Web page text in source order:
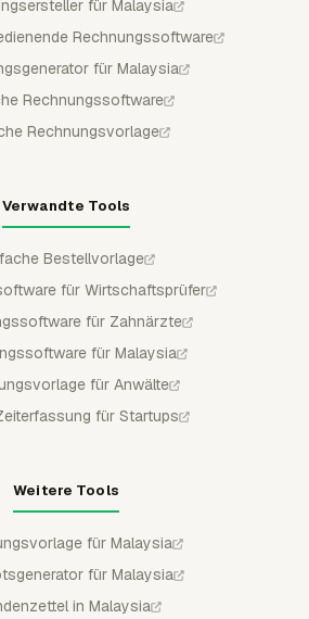
für Malaysia
Rechnungssoftware
für Malaysia
Rechnungssoftware
Rechnungsvorlage
Verwandte Tools
Bestellvorlage
für Wirtschaftsprüfer
für Zahnärzte
für Malaysia
für Anwälte
für Startups
Weitere Tools
für Malaysia
für Malaysia
in Malaysia